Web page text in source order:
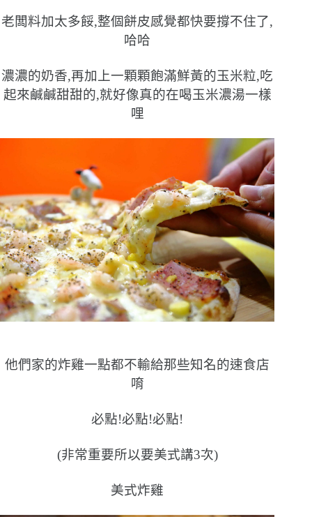
老闆料加太多餒,整個餅皮感覺都快要撐不住了,
哈哈
濃濃的奶香,再加上一顆顆飽滿鮮黃的玉米粒,吃
起來鹹鹹甜甜的,就好像真的在喝玉米濃湯一樣
哩
他們家的炸雞一點都不輸給那些知名的速食店
唷
必點!必點!必點!
(非常重要所以要美式講3次)
美式炸雞